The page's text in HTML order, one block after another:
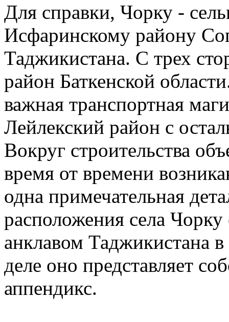
Для справки, Чорку -
Исфаринскому району
Таджикистана. С трех
район Баткенской
важная транспортная
Лейлекский район с
Вокруг строительства
время от времени
одна примечательная
расположения села
анклавом Таджикистана
деле оно представляет
аппендикс.